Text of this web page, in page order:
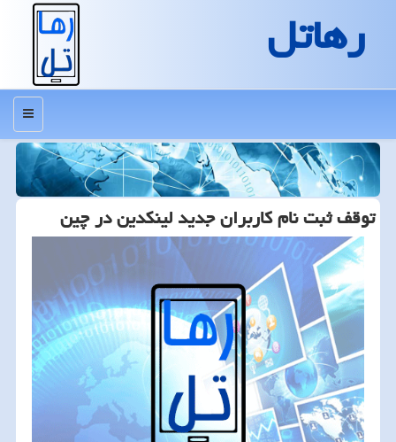
رهاتل
منو
توقف ثبت نام كاربران جدید لینكدین در چین